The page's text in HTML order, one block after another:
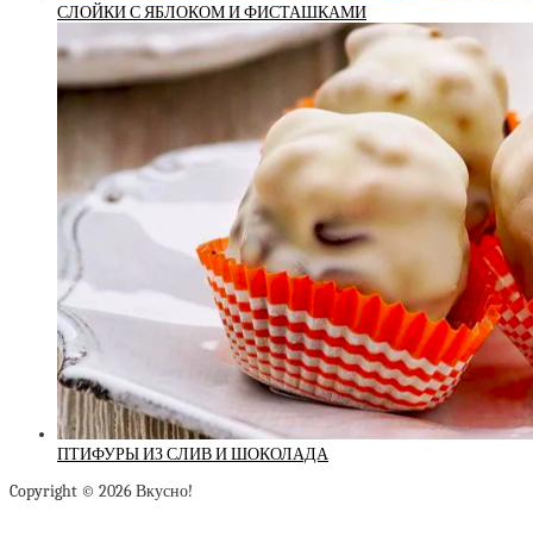
СЛОЙКИ С ЯБЛОКОМ И ФИСТАШКАМИ
ПТИФУРЫ ИЗ СЛИВ И ШОКОЛАДА
Copyright © 2026 Вкусно!